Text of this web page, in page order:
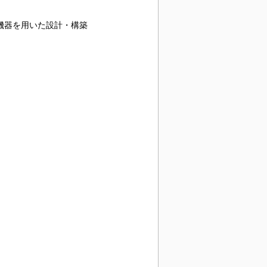
を用いた設計・構築